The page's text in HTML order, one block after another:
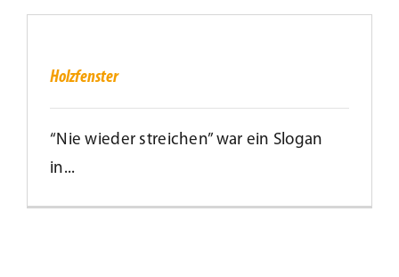
Holzfenster
“Nie wieder streichen” war ein Slogan
in...